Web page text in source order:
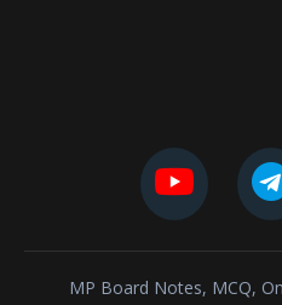
MP Board Notes, MCQ,